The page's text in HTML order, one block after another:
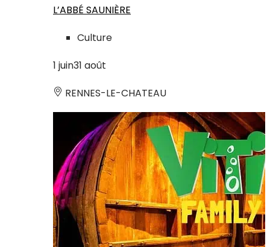
L’ABBÉ SAUNIÈRE
Culture
1 juin31 août
RENNES-LE-CHATEAU